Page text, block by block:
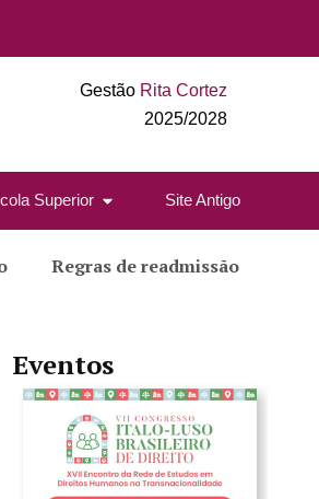
Gestão Rita Cortez
2025/2028
Superior Site Antigo
Regras de readmissão
Eventos